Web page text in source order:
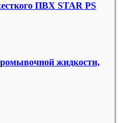
ПВХ STAR PS
жидкости,